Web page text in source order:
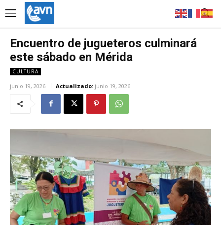
Encuentro de jugueteros culminará
este sábado en Mérida
CULTURA
junio 19, 2026 Actualizado: junio 19, 2026